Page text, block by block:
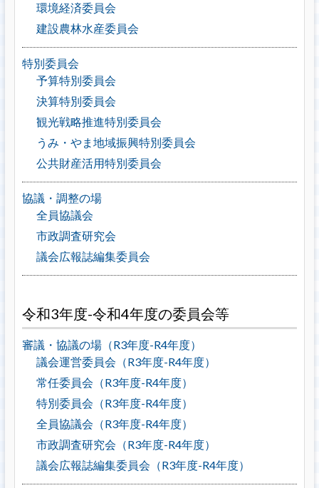
環境経済委員会
建設農林水産委員会
特別委員会
予算特別委員会
決算特別委員会
観光戦略推進特別委員会
うみ・やま地域振興特別委員会
公共財産活用特別委員会
協議・調整の場
全員協議会
市政調査研究会
議会広報誌編集委員会
令和3年度-令和4年度の委員会等
審議・協議の場（R3年度-R4年度）
議会運営委員会（R3年度-R4年度）
常任委員会（R3年度-R4年度）
特別委員会（R3年度-R4年度）
全員協議会（R3年度-R4年度）
市政調査研究会（R3年度-R4年度）
議会広報誌編集委員会（R3年度-R4年度）